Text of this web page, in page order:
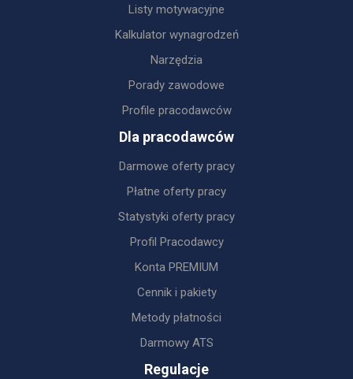
Listy motywacyjne
Kalkulator wynagrodzeń
Narzędzia
Porady zawodowe
Profile pracodawców
Dla pracodawców
Darmowe oferty pracy
Płatne oferty pracy
Statystyki oferty pracy
Profil Pracodawcy
Konta PREMIUM
Cennik i pakiety
Metody płatności
Darmowy ATS
Regulacje